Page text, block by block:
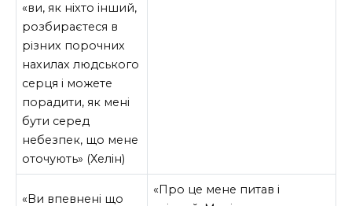
«ви, як ніхто інший,
розбираєтеся в
різних порочних
нахилах людського
серця і можете
порадити, як мені
бути серед
небезпек, що мене
оточують» (Хелін)
«Ви впевнені що
«Про це мене питав і